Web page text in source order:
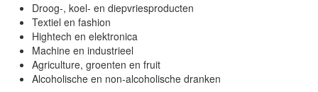
Droog-, koel- en diepvriesproducten
Textiel en fashion
Hightech en elektronica
Machine en industrieel
Agriculture, groenten en fruit
Alcoholische en non-alcoholische dranken